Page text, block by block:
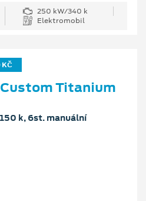
250 kW/340 k
Elektromobil
KČ
Titanium
k, 6st. manuální